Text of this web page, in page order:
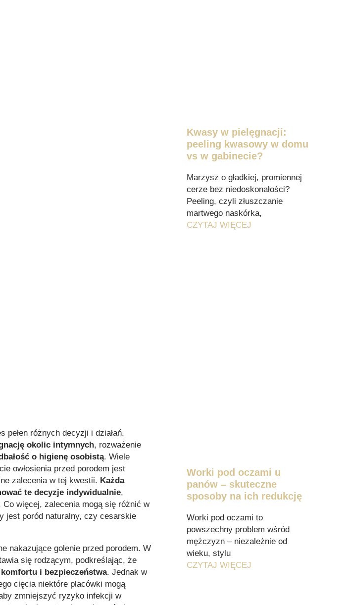
pełen różnych decyzji i działań.
okolic intymnych, rozważenie
o higienę osobistą. Wiele
owłosienia przed porodem jest
zalecenia w tej kwestii. Każda
te decyzje indywidualnie,
więcej, zalecenia mogą się różnić w
jest poród naturalny, czy cesarskie
nakazujące golenie przed porodem. W
się rodzącym, podkreślając, że
i bezpieczeństwa. Jednak w
cięcia niektóre placówki mogą
zmniejszyć ryzyko infekcji w
Kwasy w pielęgnacji:
peeling kwasowy w domu
vs w gabinecie?
Marzysz o gładkiej, promiennej
cerze bez niedoskonałości?
Peeling, czyli złuszczanie
martwego naskórka,
CZYTAJ WIĘCEJ
Worki pod oczami u
panów – skuteczne
sposoby na ich redukcję
Worki pod oczami to
powszechny problem wśród
mężczyzn – niezależnie od
wieku, stylu
CZYTAJ WIĘCEJ